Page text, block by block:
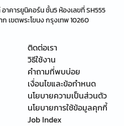
อาคารยูนิคอร์น ชั้น5 ห้องเลขที่ SH555
เขตพระโขนง กรุงเทพ 10260
ติดต่อเรา
วิธีใช้งาน
คำถามที่พบบ่อย
เงื่อนไขและข้อกำหนด
นโยบายความเป็นส่วนตัว
นโยบายการใช้ข้อมูลคุกกี้
Job Index